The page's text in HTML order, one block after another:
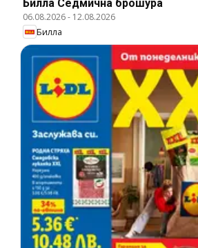
Билла Cедмична брошура
06.08.2026- 12.08.2026
Билла